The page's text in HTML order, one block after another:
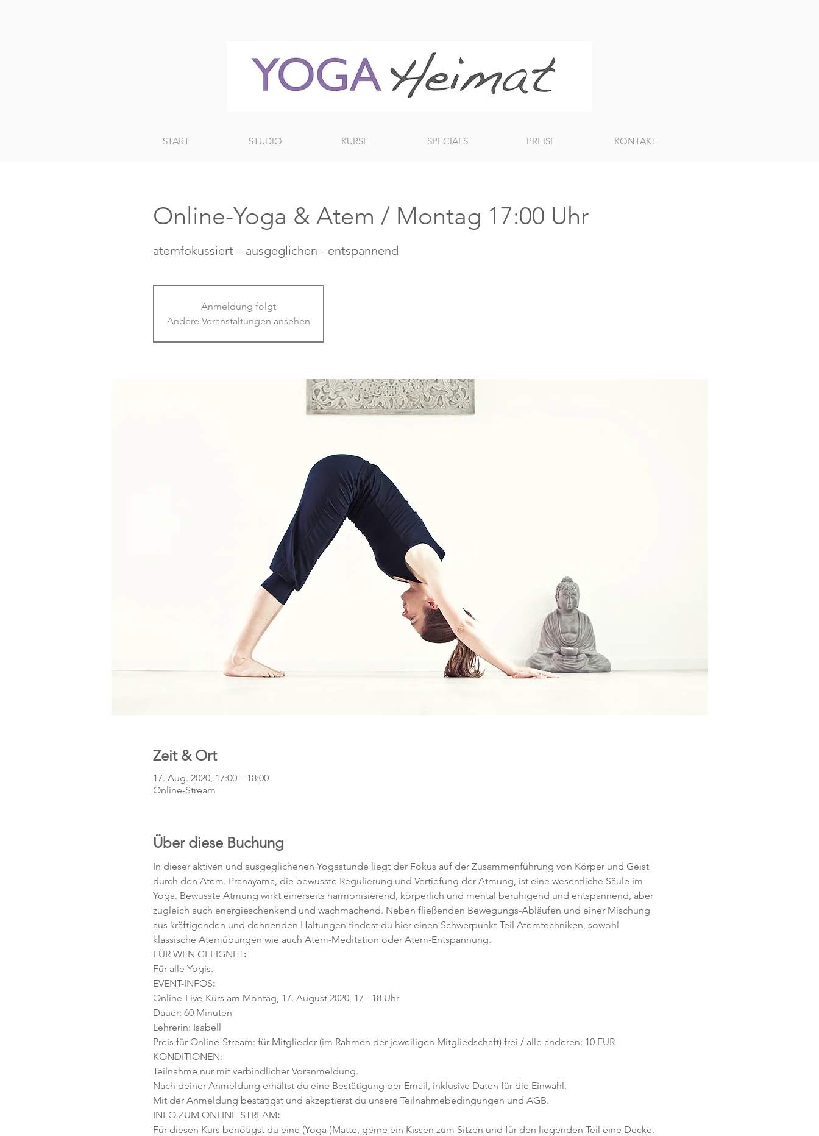
START STUDIO KURSE SPECIALS PREISE KONTAKT
Online-Yoga & Atem / Montag 17:00 Uhr
atemfokussiert – ausgeglichen - entspannend
Anmeldung folgt
Andere Veranstaltungen ansehen
Zeit & Ort
17. Aug. 2020, 17:00 – 18:00
Online-Stream
Über diese Buchung
In dieser aktiven und ausgeglichenen Yogastunde liegt der Fokus auf der Zusammenführung von Körper und Geist
durch den Atem. Pranayama, die bewusste Regulierung und Vertiefung der Atmung, ist eine wesentliche Säule im
Yoga. Bewusste Atmung wirkt einerseits harmonisierend, körperlich und mental beruhigend und entspannend, aber
zugleich auch energieschenkend und wachmachend. Neben fließenden Bewegungs-Abläufen und einer Mischung
aus kräftigenden und dehnenden Haltungen findest du hier einen Schwerpunkt-Teil Atemtechniken, sowohl
klassische Atemübungen wie auch Atem-Meditation oder Atem-Entspannung.
FÜR WEN GEEIGNET:
Für alle Yogis.
EVENT-INFOS:
Online-Live-Kurs am Montag, 17. August 2020, 17 - 18 Uhr
Dauer: 60 Minuten
Lehrerin: Isabell
Preis für Online-Stream: für Mitglieder (im Rahmen der jeweiligen Mitgliedschaft) frei / alle anderen: 10 EUR
KONDITIONEN:
Teilnahme nur mit verbindlicher Voranmeldung.
Nach deiner Anmeldung erhältst du eine Bestätigung per Email, inklusive Daten für die Einwahl.
Mit der Anmeldung bestätigst und akzeptierst du unsere Teilnahmebedingungen und AGB.
INFO ZUM ONLINE-STREAM:
Für diesen Kurs benötigst du eine (Yoga-)Matte, gerne ein Kissen zum Sitzen und für den liegenden Teil eine Decke.